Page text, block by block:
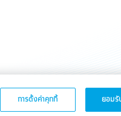
การตั้งค่าคุกกี้ ยอมรั